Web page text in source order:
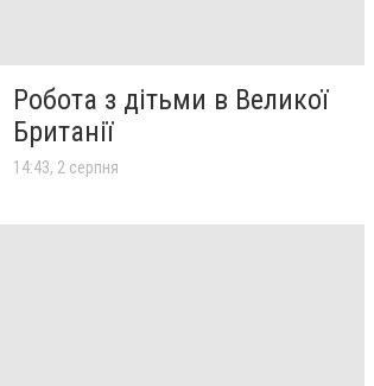
Робота з дітьми в Великої
Британії
14:43, 2 серпня